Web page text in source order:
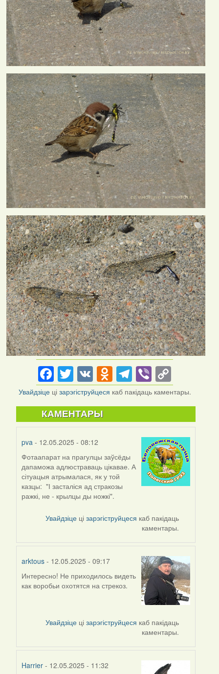
Facebook
Twitter
VKOdnoklassniki
Telegram
Viber
Link
Увайдзіце цізарэгіструйцеся каб пакідаць каментары.
КАМЕНТАРЫ
pva - 12.05.2025 - 08:12
Фотаапарат на прагулцы заўсёды
дапаможа адлюстраваць цікавае. А
сітуацыя атрымалася, як у той
казцы: "І засталіся ад стракозы
ражкі, не - крылцы ды ножкі".
Увайдзіце цізарэгіструйцеся каб пакідаць
каментары.
arktous - 12.05.2025 - 09:17
Интересно! Не приходилось видеть
как воробьи охотятся на стрекоз.
Увайдзіце цізарэгіструйцеся каб пакідаць
каментары.
Harrier - 12.05.2025 - 11:32